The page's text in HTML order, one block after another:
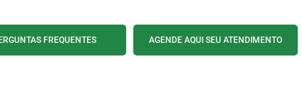
FREQUENTES AGENDE AQUI SEU ATENDIMENTO